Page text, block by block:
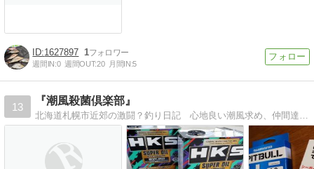
1627897 1
週間IN:0 週間OUT:20 月間IN:5
13
『潮風殺菌倶楽部』